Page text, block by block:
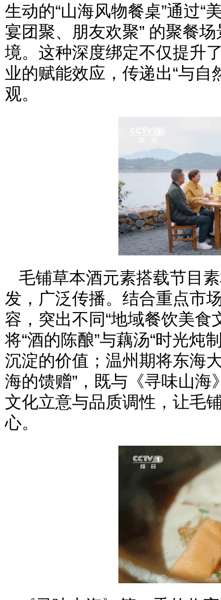
生动的“山海风物餐桌”通过“
宴团聚、朋友欢聚” 的聚餐
境。这种深度绑定不仅提升
业的赋能效应，传递出“与自
观。
毛铺草本酒元素搭载节目
发，广泛传播。结合重点市
容，突出不同“地域餐饮美食
将“酒的陈酿”与藕汤“时光炖
沉淀的价值；温州期将东海
海的馈赠”，既与《寻味山
文化立意与品质调性，让毛
心。